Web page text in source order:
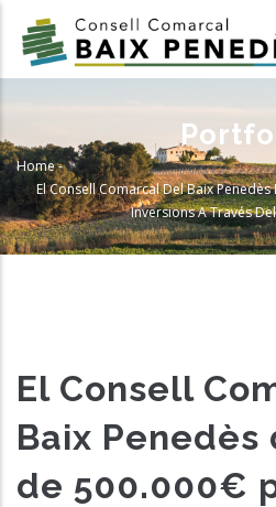
main
Breadcrumb
Home-
El Consell Comarcal Del Baix
Inversions A Través
El Consell
Baix Penedès
de 500.000€